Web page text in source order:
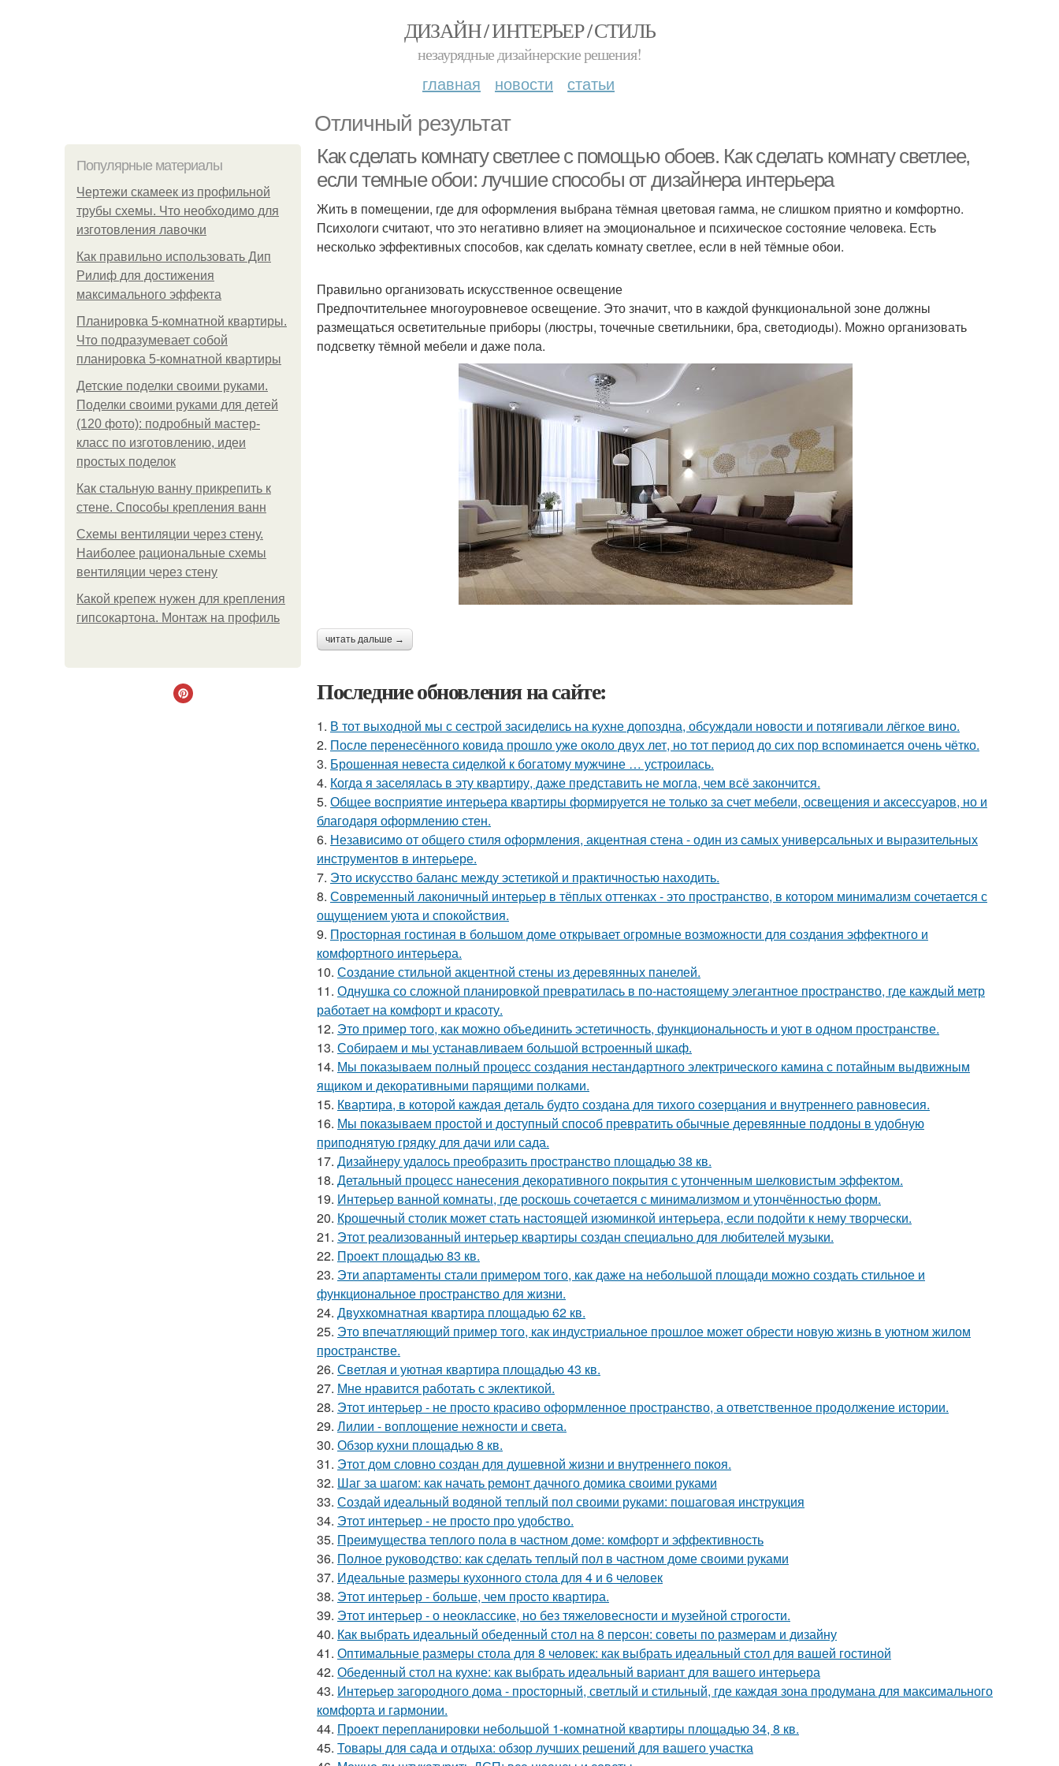
ДИЗАЙН / ИНТЕРЬЕР / СТИЛЬ
незаурядные дизайнерские решения!
главная новости статьи
Отличный результат
Популярные материалы
Чертежи скамеек из профильной
трубы схемы. Что необходимо для
изготовления лавочки
Как правильно использовать Дип
Рилиф для достижения
максимального эффекта
Планировка 5-комнатной квартиры.
Что подразумевает собой
планировка 5-комнатной квартиры
Детские поделки своими руками.
Поделки своими руками для детей
(120 фото): подробный мастер-
класс по изготовлению, идеи
простых поделок
Как стальную ванну прикрепить к
стене. Способы крепления ванн
Схемы вентиляции через стену.
Наиболее рациональные схемы
вентиляции через стену
Какой крепеж нужен для крепления
гипсокартона. Монтаж на профиль
Как сделать комнату светлее с помощью обоев. Как сделать комнату светлее,
если темные обои: лучшие способы от дизайнера интерьера
Жить в помещении, где для оформления выбрана тёмная цветовая гамма, не слишком приятно и комфортно.
Психологи считают, что это негативно влияет на эмоциональное и психическое состояние человека. Есть
несколько эффективных способов, как сделать комнату светлее, если в ней тёмные обои.
Правильно организовать искусственное освещение
Предпочтительнее многоуровневое освещение. Это значит, что в каждой функциональной зоне должны
размещаться осветительные приборы (люстры, точечные светильники, бра, светодиоды). Можно организовать
подсветку тёмной мебели и даже пола.
читать дальше →
Последние обновления на сайте:
1. В тот выходной мы с сестрой засиделись на кухне допоздна, обсуждали новости и потягивали лёгкое вино.
2. После перенесённого ковида прошло уже около двух лет, но тот период до сих пор вспоминается очень чётко.
3. Брошенная невеста сиделкой к богатому мужчине … устроилась.
4. Когда я заселялась в эту квартиру, даже представить не могла, чем всё закончится.
5. Общее восприятие интерьера квартиры формируется не только за счет мебели, освещения и аксессуаров, но и
благодаря оформлению стен.
6. Независимо от общего стиля оформления, акцентная стена - один из самых универсальных и выразительных
инструментов в интерьере.
7. Это искусство баланс между эстетикой и практичностью находить.
8. Современный лаконичный интерьер в тёплых оттенках - это пространство, в котором минимализм сочетается с
ощущением уюта и спокойствия.
9. Просторная гостиная в большом доме открывает огромные возможности для создания эффектного и
комфортного интерьера.
10. Создание стильной акцентной стены из деревянных панелей.
11. Однушка со сложной планировкой превратилась в по-настоящему элегантное пространство, где каждый метр
работает на комфорт и красоту.
12. Это пример того, как можно объединить эстетичность, функциональность и уют в одном пространстве.
13. Собираем и мы устанавливаем большой встроенный шкаф.
14. Мы показываем полный процесс создания нестандартного электрического камина с потайным выдвижным
ящиком и декоративными парящими полками.
15. Квартира, в которой каждая деталь будто создана для тихого созерцания и внутреннего равновесия.
16. Мы показываем простой и доступный способ превратить обычные деревянные поддоны в удобную
приподнятую грядку для дачи или сада.
17. Дизайнеру удалось преобразить пространство площадью 38 кв.
18. Детальный процесс нанесения декоративного покрытия с утонченным шелковистым эффектом.
19. Интерьер ванной комнаты, где роскошь сочетается с минимализмом и утончённостью форм.
20. Крошечный столик может стать настоящей изюминкой интерьера, если подойти к нему творчески.
21. Этот реализованный интерьер квартиры создан специально для любителей музыки.
22. Проект площадью 83 кв.
23. Эти апартаменты стали примером того, как даже на небольшой площади можно создать стильное и
функциональное пространство для жизни.
24. Двухкомнатная квартира площадью 62 кв.
25. Это впечатляющий пример того, как индустриальное прошлое может обрести новую жизнь в уютном жилом
пространстве.
26. Светлая и уютная квартира площадью 43 кв.
27. Мне нравится работать с эклектикой.
28. Этот интерьер - не просто красиво оформленное пространство, а ответственное продолжение истории.
29. Лилии - воплощение нежности и света.
30. Обзор кухни площадью 8 кв.
31. Этот дом словно создан для душевной жизни и внутреннего покоя.
32. Шаг за шагом: как начать ремонт дачного домика своими руками
33. Создай идеальный водяной теплый пол своими руками: пошаговая инструкция
34. Этот интерьер - не просто про удобство.
35. Преимущества теплого пола в частном доме: комфорт и эффективность
36. Полное руководство: как сделать теплый пол в частном доме своими руками
37. Идеальные размеры кухонного стола для 4 и 6 человек
38. Этот интерьер - больше, чем просто квартира.
39. Этот интерьер - о неоклассике, но без тяжеловесности и музейной строгости.
40. Как выбрать идеальный обеденный стол на 8 персон: советы по размерам и дизайну
41. Оптимальные размеры стола для 8 человек: как выбрать идеальный стол для вашей гостиной
42. Обеденный стол на кухне: как выбрать идеальный вариант для вашего интерьера
43. Интерьер загородного дома - просторный, светлый и стильный, где каждая зона продумана для максимального
комфорта и гармонии.
44. Проект перепланировки небольшой 1-комнатной квартиры площадью 34, 8 кв.
45. Товары для сада и отдыха: обзор лучших решений для вашего участка